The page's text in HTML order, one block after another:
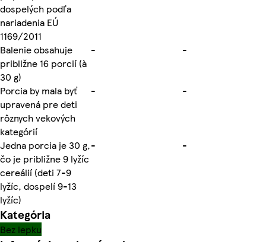
dospelých podľa
nariadenia EÚ
1169/2011
Balenie obsahuje
približne 16 porcií (à
30 g)
- -
Porcia by mala byť
upravená pre deti
rôznych vekových
kategórií
- -
Jedna porcia je 30 g,
čo je približne 9 lyžíc
cereálií (deti 7-9
lyžíc, dospelí 9-13
lyžíc)
- -
Kategória
Bez lepku